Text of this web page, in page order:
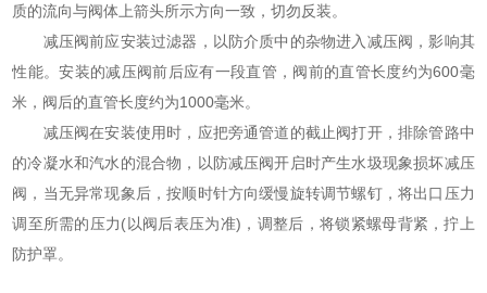
质的流向与阀体上箭头所示方向一致，切勿反装。
减压阀前应安装过滤器，以防介质中的杂物进入减压阀，影响其
性能。安装的减压阀前后应有一段直管，阀前的直管长度约为600毫
米，阀后的直管长度约为1000毫米。
减压阀在安装使用时，应把旁通管道的截止阀打开，排除管路中
的冷凝水和汽水的混合物，以防减压阀开启时产生水圾现象损坏减压
阀，当无异常现象后，按顺时针方向缓慢旋转调节螺钉，将出口压力
调至所需的压力(以阀后表压为准)，调整后，将锁紧螺母背紧，拧上
防护罩。